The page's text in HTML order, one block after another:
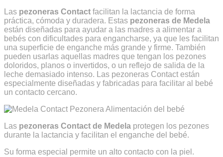
original
era:
11,50€.
actual
es:
8,40€.
Las pezoneras Contact facilitan la lactancia de forma
práctica, cómoda y duradera. Estas pezoneras de Medela
están diseñadas para ayudar a las madres a alimentar a
bebés con dificultades para engancharse, ya que les facilitan
una superficie de enganche más grande y firme. También
pueden usarlas aquellas madres que tengan los pezones
doloridos, planos o invertidos, o un reflejo de salida de la
leche demasiado intenso. Las pezoneras Contact están
especialmente diseñadas y fabricadas para facilitar al bebé
un contacto cercano.
Las pezoneras Contact de Medela protegen los pezones
durante la lactancia y facilitan el enganche del bebé.
Su forma especial permite un alto contacto con la piel.